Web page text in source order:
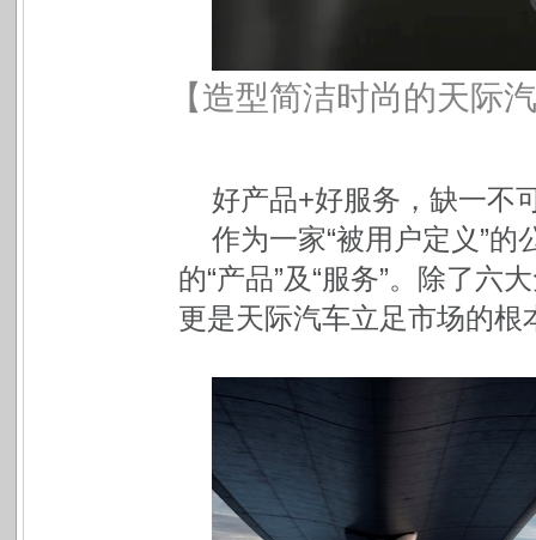
【造型简洁时尚的天际
好产品+好服务，缺一不
作为一家“被用户定义”
的“产品”及“服务”。除了六
更是天际汽车立足市场的根